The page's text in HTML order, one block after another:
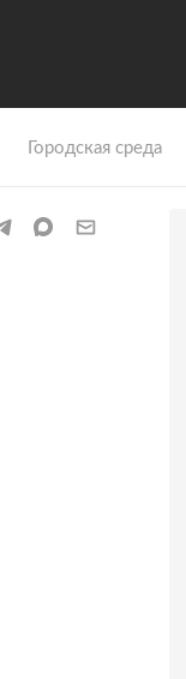
Городская среда